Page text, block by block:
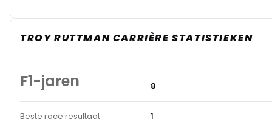
TROY RUTTMAN CARRIÈRE STATISTIEKEN
F1-jaren 8
Beste race resultaat 1